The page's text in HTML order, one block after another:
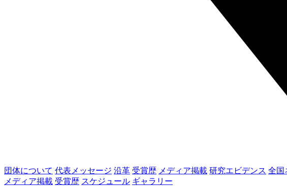
団体について 代表メッセージ 沿革 受賞歴 メディア掲載 研究エビデンス 全国
メディア掲載 受賞歴 スケジュール ギャラリー